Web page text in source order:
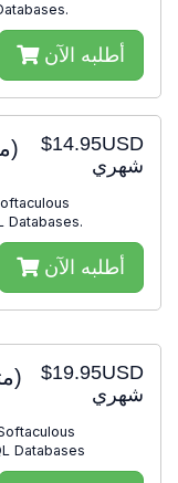
أطلبه الآن
$14.95USD
شهري
(0 متاح)
Databases.
أطلبه الآن
$19.95USD
شهري
(0 متاح)
Databases